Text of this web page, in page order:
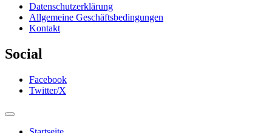
Datenschutzerklärung
Allgemeine Geschäftsbedingungen
Kontakt
Social
Facebook
Twitter/X